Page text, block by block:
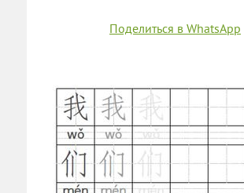
Поделиться в WhatsApp